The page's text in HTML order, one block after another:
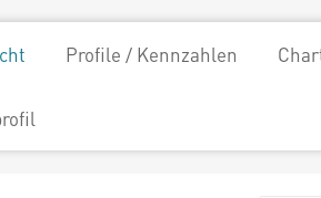
Profile / Kennzahlen